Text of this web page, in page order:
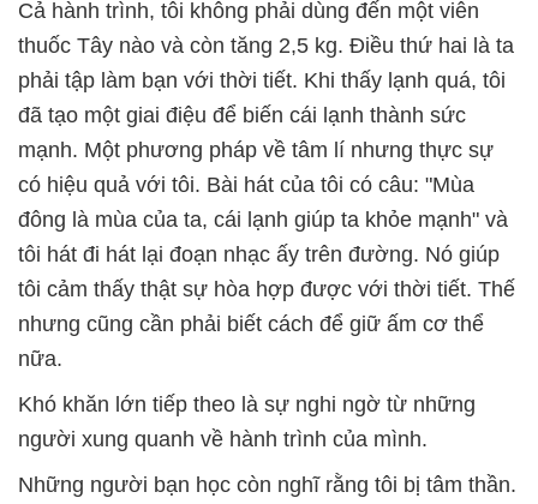
Cả hành trình, tôi không phải dùng đến một viên
thuốc Tây nào và còn tăng 2,5 kg. Điều thứ hai là ta
phải tập làm bạn với thời tiết. Khi thấy lạnh quá, tôi
đã tạo một giai điệu để biến cái lạnh thành sức
mạnh. Một phương pháp về tâm lí nhưng thực sự
có hiệu quả với tôi. Bài hát của tôi có câu: "Mùa
đông là mùa của ta, cái lạnh giúp ta khỏe mạnh" và
tôi hát đi hát lại đoạn nhạc ấy trên đường. Nó giúp
tôi cảm thấy thật sự hòa hợp được với thời tiết. Thế
nhưng cũng cần phải biết cách để giữ ấm cơ thể
nữa.
Khó khăn lớn tiếp theo là sự nghi ngờ từ những
người xung quanh về hành trình của mình.
Những người bạn học còn nghĩ rằng tôi bị tâm thần.